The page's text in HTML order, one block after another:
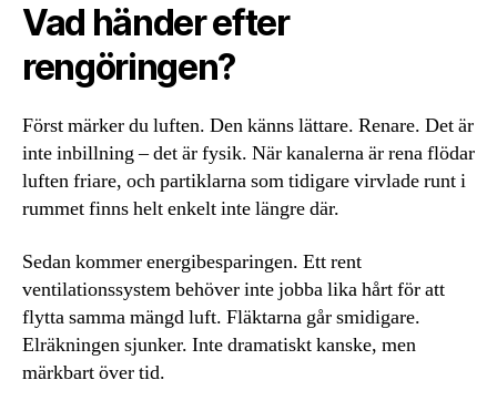
Vad händer efter
rengöringen?
Först märker du luften. Den känns lättare. Renare. Det är
inte inbillning – det är fysik. När kanalerna är rena flödar
luften friare, och partiklarna som tidigare virvlade runt i
rummet finns helt enkelt inte längre där.
Sedan kommer energibesparingen. Ett rent
ventilationssystem behöver inte jobba lika hårt för att
flytta samma mängd luft. Fläktarna går smidigare.
Elräkningen sjunker. Inte dramatiskt kanske, men
märkbart över tid.